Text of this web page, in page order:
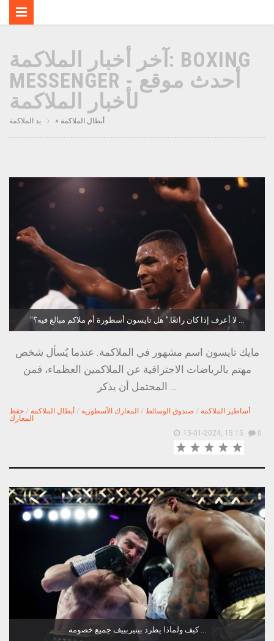
آخر أخبار الملاكمة: BOXING
MESSENGER - أحدث موقع
لأخبار الملاكمة
يد الملاكمة » أبطال الملاكمة
"لا أعرف إذا كان رائعًا." هل تايسون أسطورة أم ملاكم مبالغ فيه؟ ...
مايك تايسون اسم مشهور في الملاكمة. عندما يُسأل شخص
مهتم بالرياضات الاحترافية عن الملاكمين العظماء، فمن
أساطير الملاكمة / صندوق الوسائط / المعارك الأسطورية / أبطال الملاكمة / حفظ
المعارك
15-01-2024, 15:15
0
كيف ولماذا يطرد بيتيربييف جميع خصومه ...